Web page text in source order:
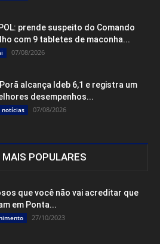
prende suspeito do Comando
com 9 tabletes de maconha...
07/08/2026
alcança Ideb 6,1 e registra um
desempenhos...
07/08/2026
POPULARES
que você não vai acreditar que
em Ponta...
27/10/2023